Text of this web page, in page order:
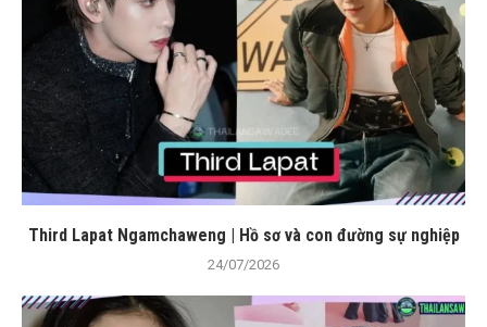
Third Lapat Ngamchaweng | Hồ sơ và con đường sự nghiệp
24/07/2026